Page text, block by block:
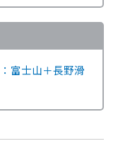
富士山＋長野滑